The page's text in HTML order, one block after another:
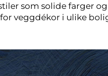
som solide farger
veggdékor i ulike